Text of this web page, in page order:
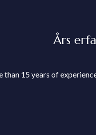
Års
than 15 years of